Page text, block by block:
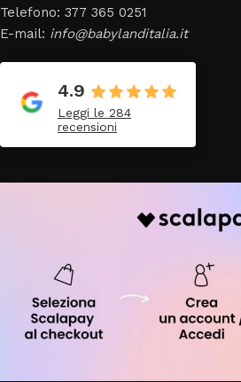
Telefono: 377 365 0251
E-mail: info@babylanditalia.it
4.9
Leggi le 284
recensioni